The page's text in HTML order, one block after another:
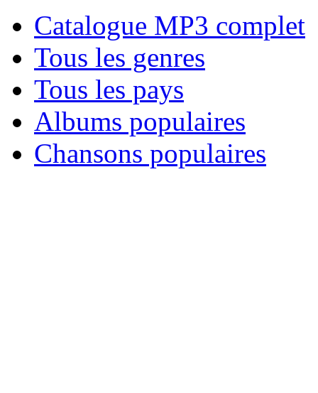
Catalogue MP3 complet
Tous les genres
Tous les pays
Albums populaires
Chansons populaires